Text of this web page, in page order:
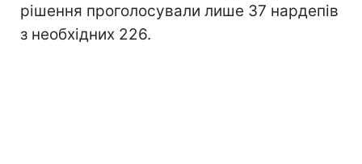
рішення проголосували лише 37 нардепів
з необхідних 226.